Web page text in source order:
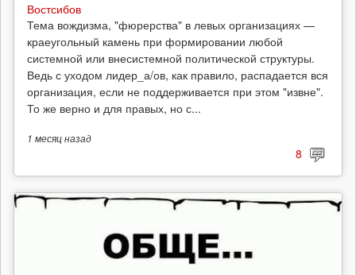
Востсибов
Тема вождизма, "фюрерства" в левых организациях —
краеугольный камень при формировании любой
системной или внесистемной политической структуры.
Ведь с уходом лидер_а/ов, как правило, распадается вся
организация, если не поддерживается при этом "извне".
То же верно и для правых, но с...
1 месяцназад
8